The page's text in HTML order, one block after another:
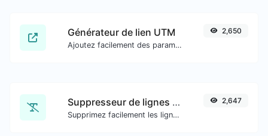
Générateur de lien UTM
Ajoutez facilement des paramètres UTM valides et générez un lien traçable UTM.
2,650
Suppresseur de lignes en double
Supprimez facilement les lignes en double d'un texte.
2,647